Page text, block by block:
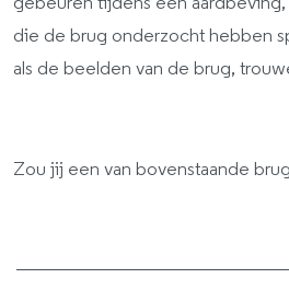
die de brug onderzocht hebben
als de beelden van de brug,
Zou jij een van bovenstaande